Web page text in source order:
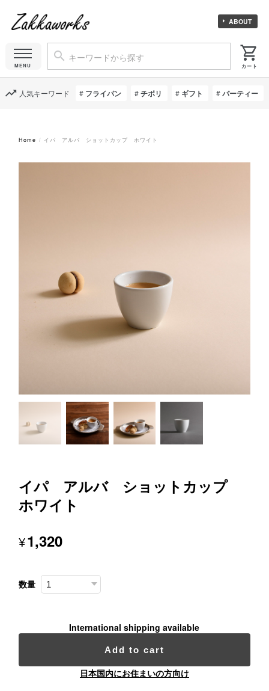
ABOUT
人気キーワード フライパン チボリ ギフト パーティー
Home イパ アルバ ショットカップ ホワイト
イパ アルバ ショットカップ
ホワイト
¥1,320
数量
International shipping available
Add to cart
日本国内にお住まいの方向け